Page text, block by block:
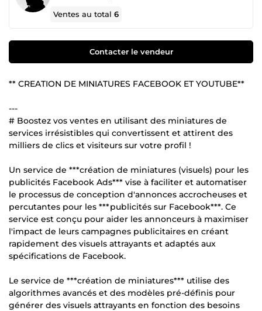
Ventes au total6
Contacter le vendeur
** CREATION DE MINIATURES FACEBOOK ET YOUTUBE**
---
# Boostez vos ventes en utilisant des miniatures de
services irrésistibles qui convertissent et attirent des
milliers de clics et visiteurs sur votre profil !
Un service de ***création de miniatures (visuels) pour les
publicités Facebook Ads*** vise à faciliter et automatiser
le processus de conception d'annonces accrocheuses et
percutantes pour les ***publicités sur Facebook***. Ce
service est conçu pour aider les annonceurs à maximiser
l'impact de leurs campagnes publicitaires en créant
rapidement des visuels attrayants et adaptés aux
spécifications de Facebook.
Le service de ***création de miniatures*** utilise des
algorithmes avancés et des modèles pré-définis pour
générer des visuels attrayants en fonction des besoins